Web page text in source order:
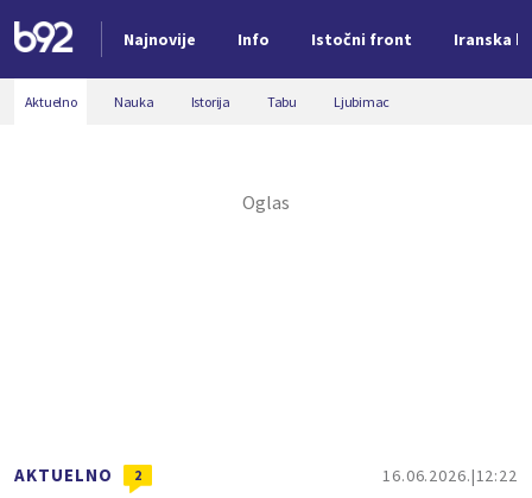
Najnovije Info Istočni front Iranska
Nova vest
Aktuelno Nauka Istorija Tabu Ljubimac
AKTUELNO 2 16.06.2026. 12:22